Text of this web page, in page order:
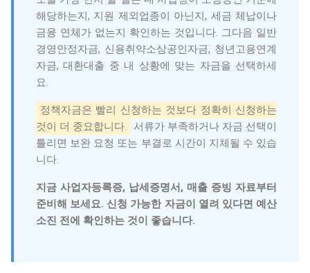
해당하는지, 지원 제외업종이 아닌지, 세금 체납이나
금융 연체가 없는지 확인하는 것입니다. 그다음 일반
경영안정자금, 신용취약소상공인자금, 청년고용연계
자금, 대환대출 중 내 상황에 맞는 자금을 선택하세
요.
정책자금은 빨리 신청하는 것보다 정확히 신청하는
것이 더 중요합니다.
서류가 부족하거나 자금 선택이
틀리면 보완 요청 또는 부결로 시간이 지체될 수 있습
니다.
지금 사업자등록증, 납세증명서, 매출 증빙 자료부터
준비해 보세요. 신청 가능한 자금이 열려 있다면 예산
소진 전에 확인하는 것이 좋습니다.